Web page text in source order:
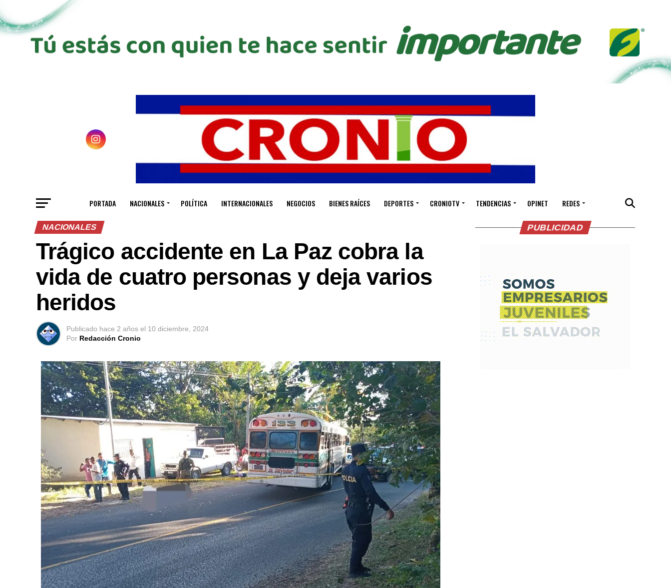
PORTADA NACIONALES POLÍTICA INTERNACIONALES NEGOCIOS BIENES RAÍCES DEPORTES CRONIOTV TENDENCIAS OPINET REDES
NACIONALES
Trágico accidente en La Paz cobra la
vida de cuatro personas y deja varios
heridos
Publicado hace 2 años el 10 diciembre, 2024
Por Redacción Cronio
PUBLICIDAD